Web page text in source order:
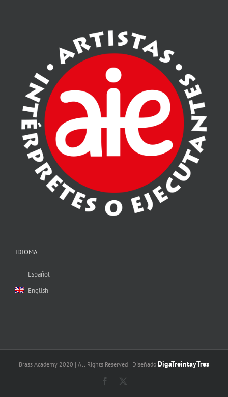
IDIOMA:
Español
English
Brass Academy 2020 | All Rights Reserved | Diseñado DigaTreintayTres
Facebook